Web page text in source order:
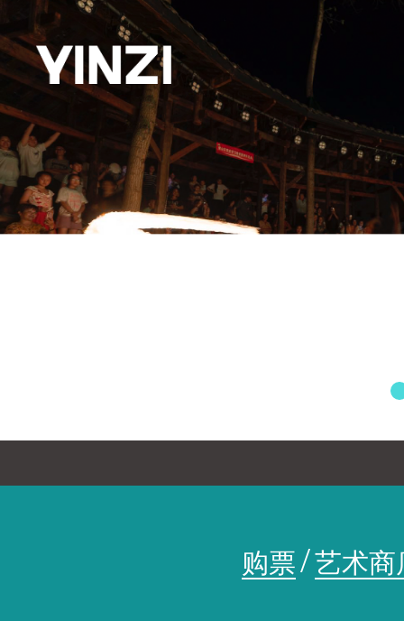
日程表
YYDR
ON THE SPOT 实验艺术节
购票/艺术商